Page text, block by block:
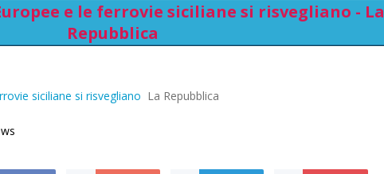
e le ferrovie siciliane si risvegliano - La
Repubblica
siciliane si risvegliano La Repubblica